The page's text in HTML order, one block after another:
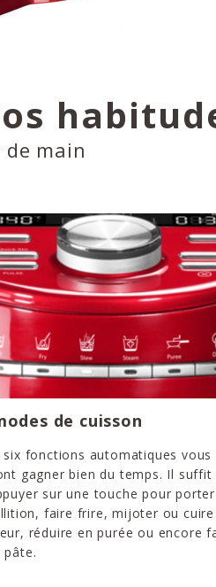
main
de cuisson
six fonctions automatiques vous
gagner bien du temps. Il suffit
sur une touche pour
faire frire, mijoter ou cuire
réduire en purée ou encore
pâte.